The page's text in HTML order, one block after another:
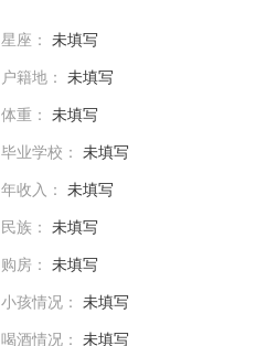
星座： 未填写
户籍地： 未填写
体重： 未填写
毕业学校： 未填写
年收入： 未填写
民族： 未填写
购房： 未填写
小孩情况： 未填写
喝酒情况： 未填写